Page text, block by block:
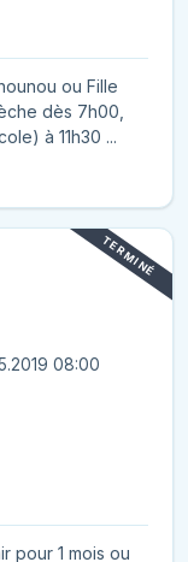
ou Fille
dès 7h00,
à 11h30 ...
TERMINÉ
08:00
pour 1 mois ou